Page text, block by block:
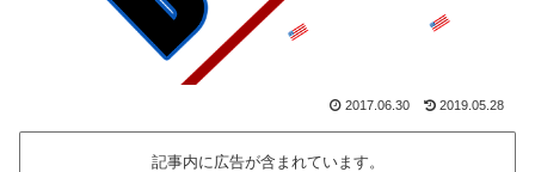
2017.06.30 2019.05.28
記事内に広告が含まれています。